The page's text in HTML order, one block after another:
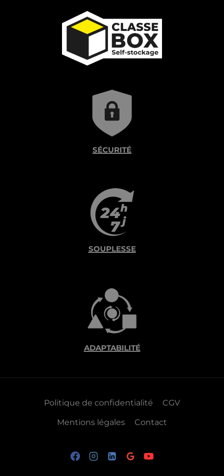
SÉCURITÉ
SOUPLESSE
ADAPTABILITÉ
Politique de confidentialité CGV
Mentions légales Contact